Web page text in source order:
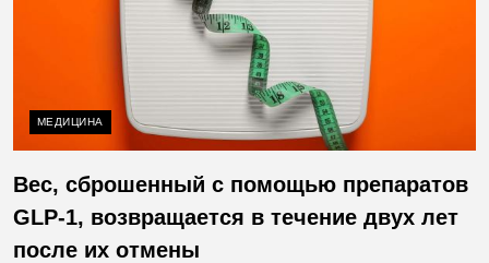
МЕДИЦИНА
Вес, сброшенный с помощью препаратов
GLP-1, возвращается в течение двух лет
после их отмены